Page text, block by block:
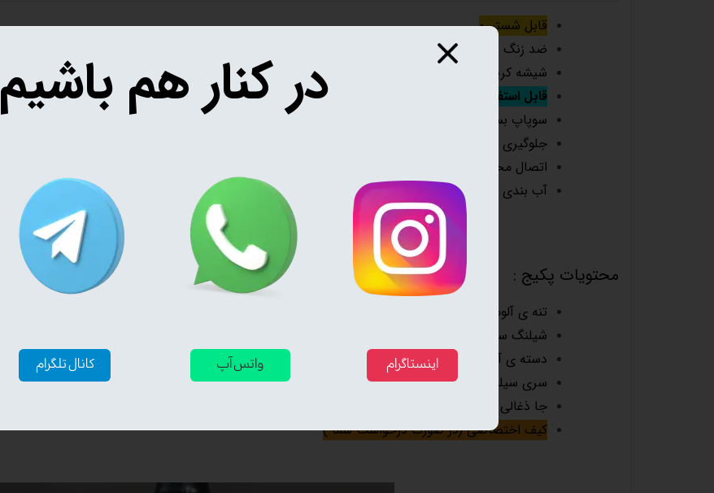
قابل شستسو
ضد زنگ
شیشه کریستال رنگ ثابت
قابل استفاده برای طعم های مختلف
سوپاپ بسیار زیبا و متفاوت
جلوگیری از برگشت آب به مجرای ذغال و تنباکو
اتصال محکم بدنه و شیشه که دیگه نگرانی بابت ریختن آب روی نخواهید داشت
آب بندی کامل بدون نیاز به استرس و هیچ ابزار اضافه ای
محتویات پکیج :
تنه ی آلومینومی رنگ کوره ای
شیلنگ سیلیکونی
دسته ی آلومینیومی
سری سیلیونی یا سرامیکی
جا ذغالی فلزی
کیف اختصاصی (در صورت درخواست شما )
در کنار هم باشیم
کانال تلگرام واتس آپ اینستاگرام